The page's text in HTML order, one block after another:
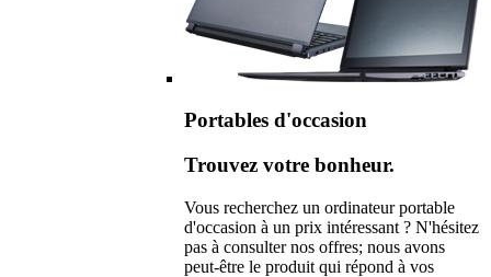
Portables d'occasion
Trouvez votre bonheur.
Vous recherchez un ordinateur portable
d'occasion à un prix intéressant ? N'hésitez
pas à consulter nos offres; nous avons
peut-être le produit qui répond à vos